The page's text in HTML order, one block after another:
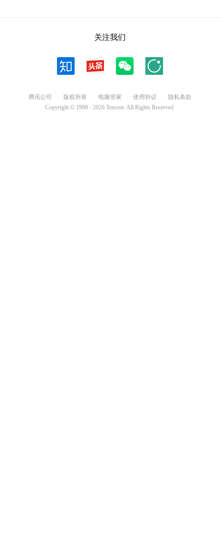
关注我们
腾讯公司 版权所有 电脑管家 使用协议
隐私条款
Copyright © 1998 - 2026 Tencent. All Rights Reserved.